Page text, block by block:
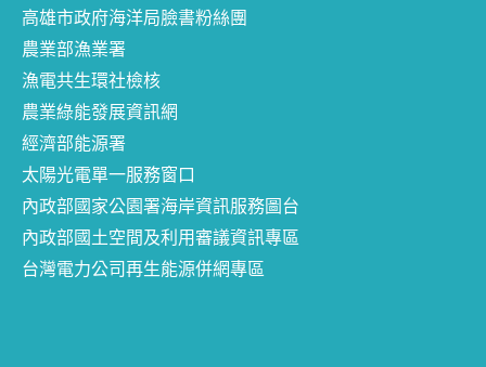
高雄市政府海洋局臉書粉絲團
農業部漁業署
漁電共生環社檢核
農業綠能發展資訊網
經濟部能源署
太陽光電單一服務窗口
內政部國家公園署海岸資訊服務圖台
內政部國土空間及利用審議資訊專區
台灣電力公司再生能源併網專區